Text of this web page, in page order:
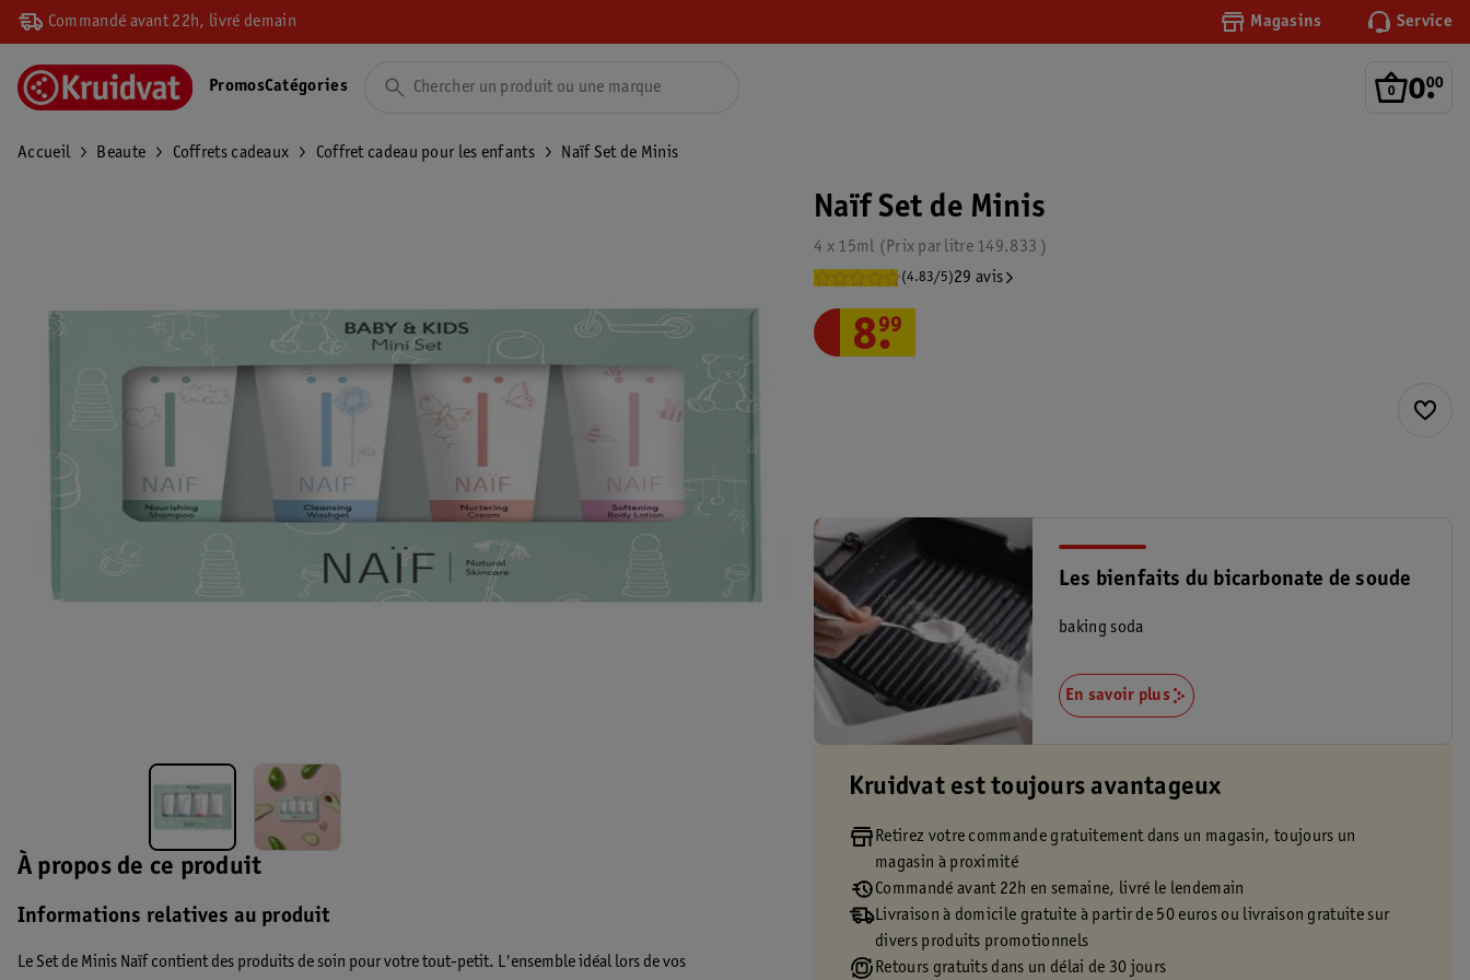
Commandé avant 22h, livré demain Magasins Service
0.
00
PromosCatégories
Accueil Beaute Coffrets cadeaux Coffret cadeau pour les enfants Naïf Set de Minis
À propos de ce produit
Informations relatives au produit
Le Set de Minis Naïf contient des produits de soin pour votre tout-petit. L'ensemble idéal lors de vos
Naïf Set de Minis
4 x 15ml 149.833
Prix par litre
(4.83/5)29 avis
8.
99
Les bienfaits du bicarbonate de soude
baking soda
En savoir plus
Kruidvat est toujours avantageux
Retirez votre commande gratuitement dans un magasin, toujours un
magasin à proximité
Commandé avant 22h en semaine, livré le lendemain
Livraison à domicile gratuite à partir de 50 euros ou livraison gratuite sur
divers produits promotionnels
Retours gratuits dans un délai de 30 jours